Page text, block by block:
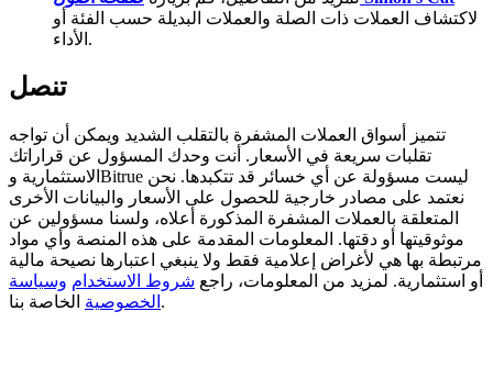
Deposit CASHCAT & Win
Share 500000 CASHCAT prize pool
Exclusive for BitMart Users
Register & Trade to Win 500,000 USDT
لاكتشاف العملات ذات الصلة والعملات البديلة حسب الفئة أو
الأداء.
تنصل
تتميز أسواق العملات المشفرة بالتقلب الشديد ويمكن أن تواجه
تقلبات سريعة في الأسعار. أنت وحدك المسؤول عن قراراتك
الاستثمارية وBitrue ليست مسؤولة عن أي خسائر قد تتكبدها. نحن
نعتمد على مصادر خارجية للحصول على الأسعار والبيانات الأخرى
المتعلقة بالعملات المشفرة المذكورة أعلاه، ولسنا مسؤولين عن
موثوقيتها أو دقتها. المعلومات المقدمة على هذه المنصة وأي مواد
مرتبطة بها هي لأغراض إعلامية فقط ولا ينبغي اعتبارها نصيحة مالية
أو استثمارية. لمزيد من المعلومات، راجع شروط الاستخدام وسياسة
الخصوصية الخاصة بنا.